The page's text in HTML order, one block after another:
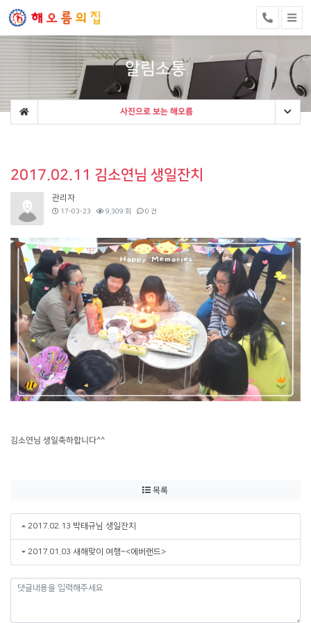
알림소통
사진으로 보는 해오름
2017.02.11 김소연님 생일잔치
관리자
17-03-23 9,309 회 0 건
김소연님 생일축하합니다^^
목록
2017.02.13 박태규님 생일잔치
2017.01.03 새해맞이 여행~<에버랜드>